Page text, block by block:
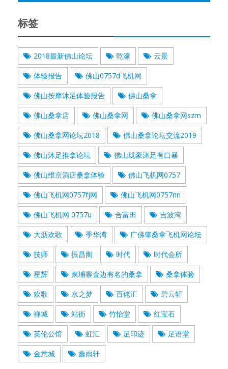
标签
2018最新佛山论坛 乾濠 云景
体验报告 佛山0757d飞机网
佛山按摩沐足体验报告 佛山桑拿
佛山桑拿店 佛山桑拿网 佛山桑拿网szm
佛山桑拿网论坛2018 佛山桑拿论坛交流2019
佛山沐足推拿论坛 佛山珑豪沐足有口暴
佛山维京酒店桑拿体验 佛山飞机网0757
佛山飞机网0757fj网 佛山飞机网0757nn
佛山飞机网 0757u 合富田 吉波湾
大沥欢歌 季华湾 广佛肇桑拿飞机网论坛
技师 振昌阁 时代 时代会所
星辉 柬埔寨金边有名的桑拿 桑拿体验
欢歌 水之梦 百佬汇 碧云轩
禅城 站街 竹怡堂 红宝石
英伦公馆 虹汇 足印迹 足语堂
金意城 鑫雨轩